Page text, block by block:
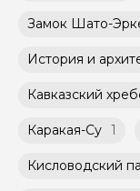
Замок Шато-
История и
Кавказский
Каракая-Су 1
Кисловодский